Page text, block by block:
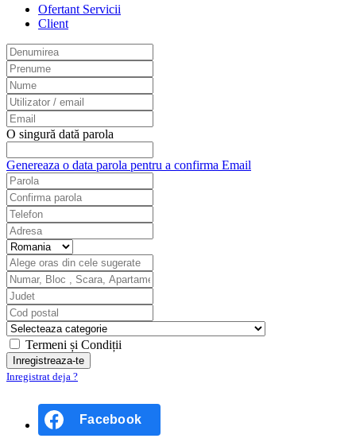
Ofertant Servicii
Client
O singură dată parola
Genereaza o data parola pentru a confirma Email
Termeni și Condiții
Inregistrat deja ?
Facebook